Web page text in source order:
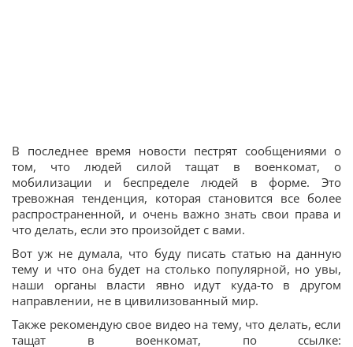
В последнее время новости пестрят сообщениями о
том, что людей силой тащат в военкомат, о
мобилизации и беспределе людей в форме. Это
тревожная тенденция, которая становится все более
распространенной, и очень важно знать свои права и
что делать, если это произойдет с вами.
Вот уж не думала, что буду писать статью на данную
тему и что она будет на столько популярной, но увы,
наши органы власти явно идут куда-то в другом
направлении, не в цивилизованный мир.
Также рекомендую свое видео на тему, что делать, если
тащат в военкомат, по ссылке: